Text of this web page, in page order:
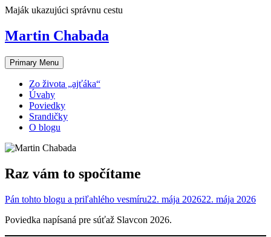
Skip
content
Maják ukazujúci správnu cestu
Martin Chabada
Primary Menu
Zo života „ajťáka“
Úvahy
Poviedky
Srandičky
O blogu
Raz vám to spočítame
Pán tohto blogu a priľahlého vesmíru22. mája 202622. mája 2026
Poviedka napísaná pre súťaž Slavcon 2026.